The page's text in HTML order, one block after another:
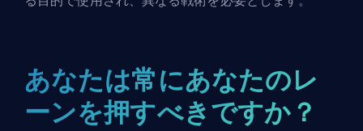
あなたは常にあなたのレ
ーンを押すべきですか？